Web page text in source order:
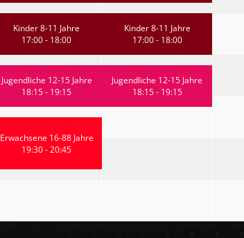
Kinder 8-11 Jahre
17:00 - 18:00
Jugendliche 12-15 Jahre
18:15 - 19:15
Erwachsene 16-88 Jahre
19:30 - 20:45
Kinder 8-11 Jahre
17:00 - 18:00
Jugendliche 12-15 Jahre
18:15 - 19:15